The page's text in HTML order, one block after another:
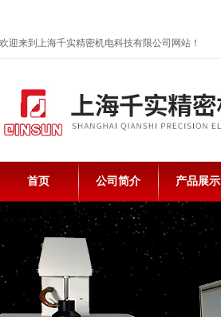
欢迎来到上海千实精密机电科技有限公司网站！
首页 公司简介 产品展示